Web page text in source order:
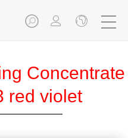
Concentrate
red violet